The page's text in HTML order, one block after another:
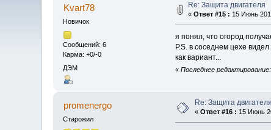
Kvart78
Новичок
Сообщений: 6
Карма: +0/-0
ДЭМ
Re: Защита двигателя
«Ответ #15 : 15 Июнь
я понял, что огород
P.S. в соседнем цехе
как вариант...
« Последнее
promenergo
Старожил
Re: Защита двигателя
«Ответ #16 : 15 Июнь